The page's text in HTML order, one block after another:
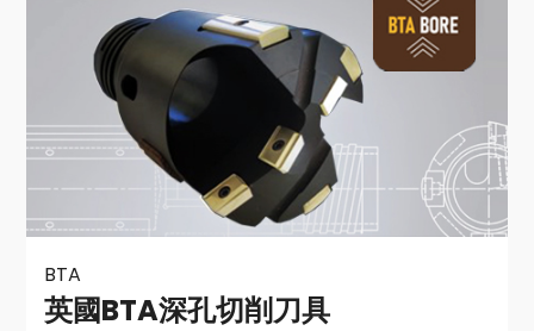
BTA
英國BTA深孔切削刀具